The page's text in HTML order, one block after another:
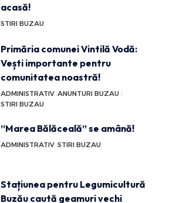
acasă!
STIRI BUZAU
Primăria comunei Vintilă Vodă:
Vești importante pentru
comunitatea noastră!
ADMINISTRATIV ANUNTURI BUZAU
STIRI BUZAU
”Marea Bălăceală” se amână!
ADMINISTRATIV STIRI BUZAU
Stațiunea pentru Legumicultură
Buzău caută geamuri vechi